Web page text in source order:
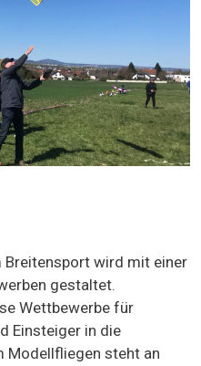
Breitensport wird mit einer
gestaltet.
Wettbewerbe für
Einsteiger in die
Modellfliegen steht an